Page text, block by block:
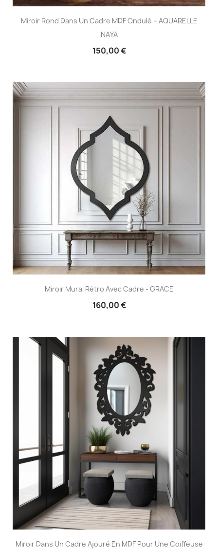
Miroir Rond Dans Un Cadre MDF Ondulé – AQUARELLE
NAYA
150,00 €
Miroir Mural Rétro Avec Cadre - GRACE
160,00 €
Miroir Dans Un Cadre Ajouré En MDF Pour Une Coiffeuse